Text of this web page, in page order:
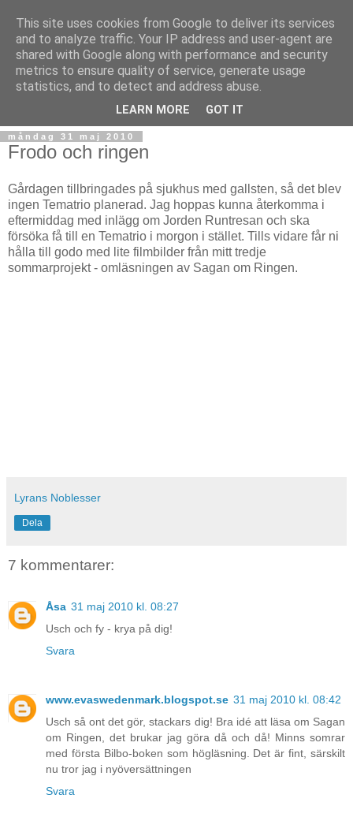
måndag 31 maj 2010
Frodo och ringen
Gårdagen tillbringades på sjukhus med gallsten, så det blev
ingen Tematrio planerad. Jag hoppas kunna återkomma i
eftermiddag med inlägg om Jorden Runtresan och ska
försöka få till en Tematrio i morgon i stället. Tills vidare får ni
hålla till godo med lite filmbilder från mitt tredje
sommarprojekt - omläsningen av Sagan om Ringen.
Lyrans Noblesser
Dela
7 kommentarer:
Åsa 31 maj 2010 kl. 08:27
Usch och fy - krya på dig!
Svara
www.evaswedenmark.blogspot.se 31 maj 2010 kl. 08:42
Usch så ont det gör, stackars dig! Bra idé att läsa om Sagan
om Ringen, det brukar jag göra då och då! Minns somrar
med första Bilbo-boken som högläsning. Det är fint, särskilt
nu tror jag i nyöversättningen
Svara
This site uses cookies from Google to deliver its services
and to analyze traffic. Your IP address and user-agent are
shared with Google along with performance and security
metrics to ensure quality of service, generate usage
statistics, and to detect and address abuse.
LEARN MORE GOT IT